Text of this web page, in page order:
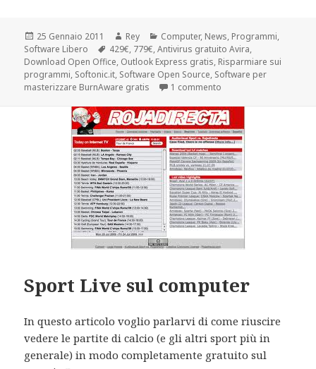
Scritto
il
25 Gennaio 2011 Autore
Rey Categorie
Computer, News, Programmi,
Software Libero
Tag
429€, 779€,Antivirus gratuito Avira,
Download Open Office, Outlook Express gratis, Risparmiare sui
programmi, Softonic.it, Software Open Source, Software per
masterizzare BurnAware gratis
1 commento
Sport Live sul computer
In questo articolo voglio parlarvi di come riuscire
vedere le partite di calcio (e gli altri sport più in
generale) in modo completamente gratuito sul